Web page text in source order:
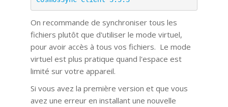
On recommande de synchroniser tous les
fichiers plutôt que d'utiliser le mode virtuel,
pour avoir accès à tous vos fichiers. Le mode
virtuel est plus pratique quand l'espace est
limité sur votre appareil.
Si vous avez la première version et que vous
avez une erreur en installant une nouvelle